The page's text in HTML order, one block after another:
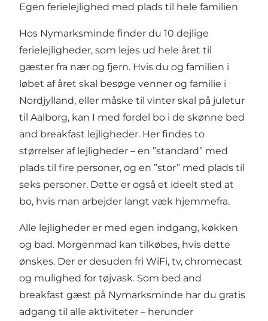
Egen ferielejlighed med plads til hele familien
Hos Nymarksminde finder du 10 dejlige
ferielejligheder, som lejes ud hele året til
gæster fra nær og fjern. Hvis du og familien i
løbet af året skal besøge venner og familie i
Nordjylland, eller måske til vinter skal på juletur
til Aalborg, kan I med fordel bo i de skønne bed
and breakfast lejligheder. Her findes to
størrelser af lejligheder – en ”standard” med
plads til fire personer, og en ”stor” med plads til
seks personer. Dette er også et ideelt sted at
bo, hvis man arbejder langt væk hjemmefra.
Alle lejligheder er med egen indgang, køkken
og bad. Morgenmad kan tilkøbes, hvis dette
ønskes. Der er desuden fri WiFi, tv, chromecast
og mulighed for tøjvask. Som bed and
breakfast gæst på Nymarksminde har du gratis
adgang til alle aktiviteter – herunder